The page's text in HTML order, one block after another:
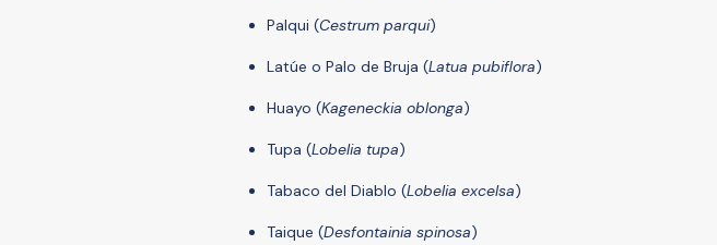
Palqui (Cestrum parqui)
Latúe o Palo de Bruja (Latua pubiflora)
Huayo (Kageneckia oblonga)
Tupa (Lobelia tupa)
Tabaco del Diablo (Lobelia excelsa)
Taique (Desfontainia spinosa)